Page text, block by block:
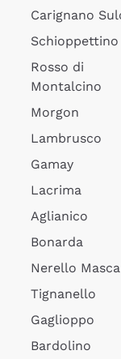
Carignano
Schioppettino
Rosso di
Montalcino
Morgon
Lambrusco
Gamay
Lacrima
Aglianico
Bonarda
Nerello
Tignanello
Gaglioppo
Bardolino